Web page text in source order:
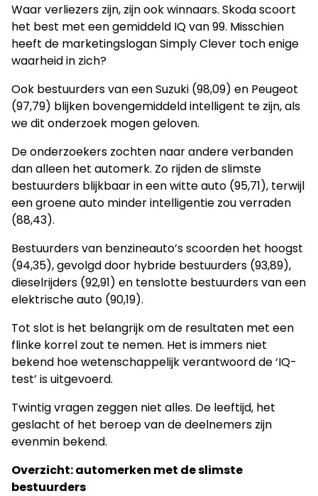
Waar verliezers zijn, zijn ook winnaars. Skoda scoort
het best met een gemiddeld IQ van 99. Misschien
heeft de marketingslogan Simply Clever toch enige
waarheid in zich?
Ook bestuurders van een Suzuki (98,09) en Peugeot
(97,79) blijken bovengemiddeld intelligent te zijn, als
we dit onderzoek mogen geloven.
De onderzoekers zochten naar andere verbanden
dan alleen het automerk. Zo rijden de slimste
bestuurders blijkbaar in een witte auto (95,71), terwijl
een groene auto minder intelligentie zou verraden
(88,43).
Bestuurders van benzineauto’s scoorden het hoogst
(94,35), gevolgd door hybride bestuurders (93,89),
dieselrijders (92,91) en tenslotte bestuurders van een
elektrische auto (90,19).
Tot slot is het belangrijk om de resultaten met een
flinke korrel zout te nemen. Het is immers niet
bekend hoe wetenschappelijk verantwoord de ‘IQ-
test’ is uitgevoerd.
Twintig vragen zeggen niet alles. De leeftijd, het
geslacht of het beroep van de deelnemers zijn
evenmin bekend.
Overzicht: automerken met de slimste
bestuurders